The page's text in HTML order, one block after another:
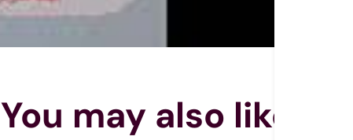
You may also like